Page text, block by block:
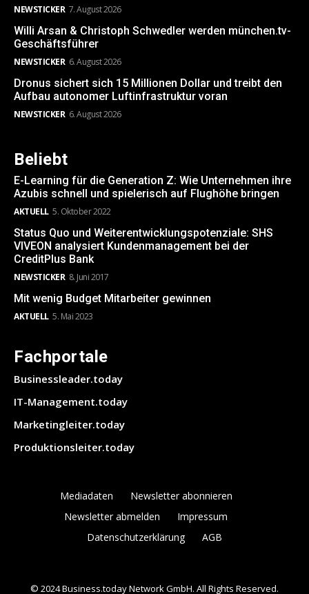
NEWSTICKER 7. August 2026
Willi Arsan & Christoph Schwedler werden münchen.tv-
Geschäftsführer
NEWSTICKER 6. August 2026
Dronus sichert sich 15 Millionen Dollar und treibt den
Aufbau autonomer Luftinfrastruktur voran
NEWSTICKER 6. August 2026
Beliebt
E-Learning für die Generation Z: Wie Unternehmen ihre
Azubis schnell und spielerisch auf Flughöhe bringen
AKTUELL 5. Oktober 2022
Status Quo und Weiterentwicklungspotenziale: SHS
VIVEON analysiert Kundenmanagement bei der
CreditPlus Bank
NEWSTICKER 8. Juni 2017
Mit wenig Budget Mitarbeiter gewinnen
AKTUELL 5. Mai 2023
Fachportale
Businessleader.today
IT-Management.today
Marketingleiter.today
Produktionsleiter.today
Mediadaten
Newsletter abonnieren
Newsletter abmelden
Impressum
Datenschutzerklärung
AGB
© 2024 Business.today Network GmbH. All Rights Reserved.